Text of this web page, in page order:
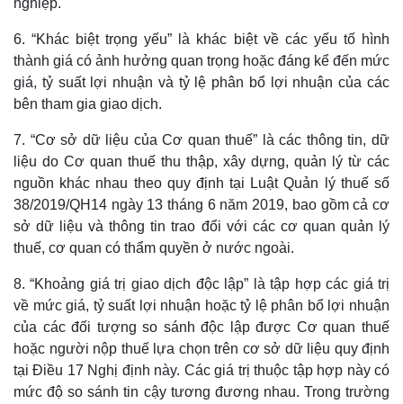
6. “Khác biệt trọng yếu” là khác biệt về các yếu tố hình
thành giá có ảnh hưởng quan trọng hoặc đáng kể đến mức
giá, tỷ suất lợi nhuận và tỷ lệ phân bổ lợi nhuận của các
bên tham gia giao dịch.
7. “Cơ sở dữ liệu của Cơ quan thuế” là các thông tin, dữ
liệu do Cơ quan thuế thu thập, xây dựng, quản lý từ các
nguồn khác nhau theo quy định tại Luật Quản lý thuế số
38/2019/QH14 ngày 13 tháng 6 năm 2019, bao gồm cả cơ
sở dữ liệu và thông tin trao đổi với các cơ quan quản lý
thuế, cơ quan có thẩm quyền ở nước ngoài.
8. “Khoảng giá trị giao dịch độc lập” là tập hợp các giá trị
về mức giá, tỷ suất lợi nhuận hoặc tỷ lệ phân bổ lợi nhuận
của các đối tượng so sánh độc lập được Cơ quan thuế
hoặc người nộp thuế lựa chọn trên cơ sở dữ liệu quy định
tại Điều 17 Nghị định này. Các giá trị thuộc tập hợp này có
mức độ so sánh tin cậy tương đương nhau. Trong trường